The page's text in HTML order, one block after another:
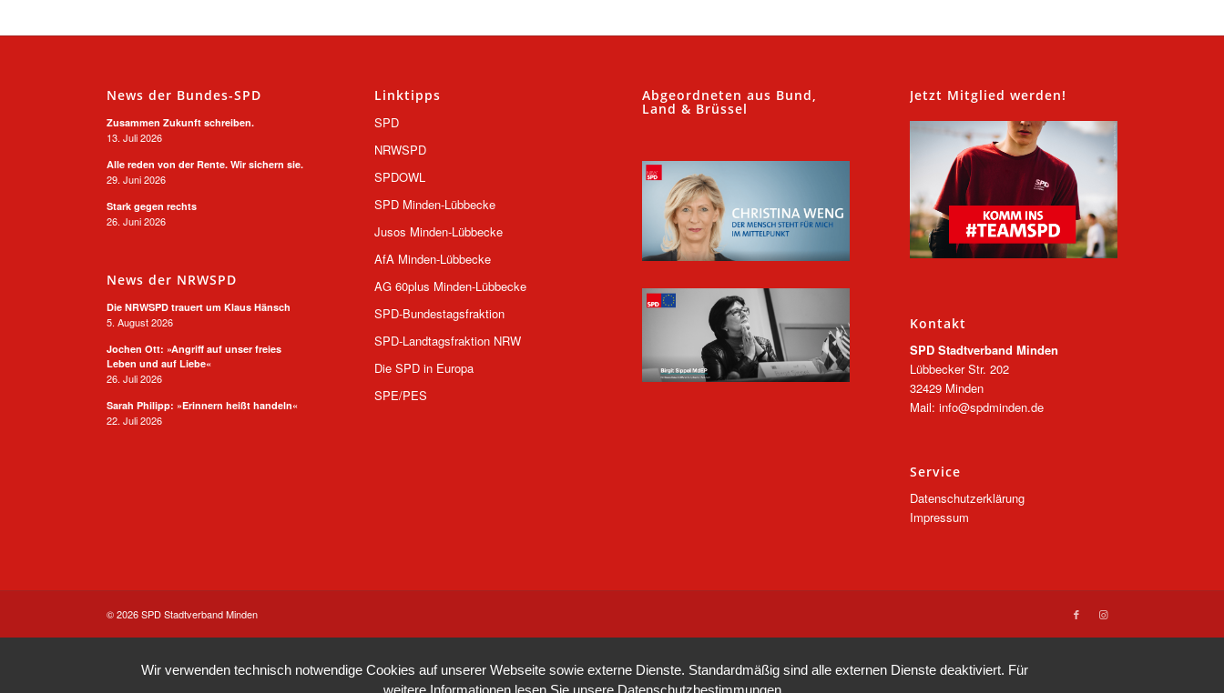
News der Bundes-SPD
Zusammen Zukunft schreiben.
13. Juli 2026
Alle reden von der Rente. Wir sichern sie.
29. Juni 2026
Stark gegen rechts
26. Juni 2026
News der NRWSPD
Die NRWSPD trauert um Klaus Hänsch
5. August 2026
Jochen Ott: »Angriff auf unser freies
Leben und auf Liebe«
26. Juli 2026
Sarah Philipp: »Erinnern heißt handeln«
22. Juli 2026
Linktipps
SPD
NRWSPD
SPDOWL
SPD Minden-Lübbecke
Jusos Minden-Lübbecke
AfA Minden-Lübbecke
AG 60plus Minden-Lübbecke
SPD-Bundestagsfraktion
SPD-Landtagsfraktion NRW
Die SPD in Europa
SPE/PES
Abgeordneten aus Bund,
Land & Brüssel
Jetzt Mitglied werden!
Kontakt
SPD Stadtverband Minden
Lübbecker Str. 202
32429 Minden
Mail: info@spdminden.de
Service
Datenschutzerklärung
Impressum
© 2026 SPD Stadtverband Minden
Wir verwenden technisch notwendige Cookies auf unserer Webseite sowie externe Dienste. Standardmäßig sind alle externen Dienste deaktiviert. Für